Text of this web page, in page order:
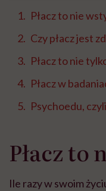
Płacz to nie
Czy płacz jest
Płacz to nie
Płacz w
Psychoedu,
Płacz to
Ile razy w swoim